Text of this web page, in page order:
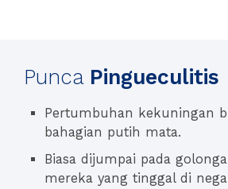
Punca Pingueculitis
Pertumbuhan kekuningan
bahagian putih mata.
Biasa dijumpai pada
mereka yang tinggal di